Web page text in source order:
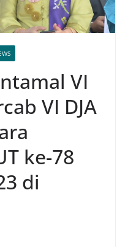
VI
VI DJA
ke-78
di